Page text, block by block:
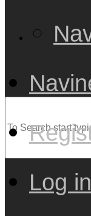
Log in